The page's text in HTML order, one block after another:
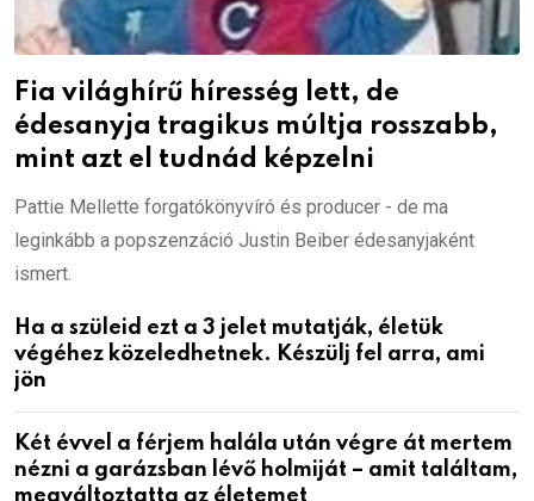
Fia világhírű híresség lett, de
édesanyja tragikus múltja rosszabb,
mint azt el tudnád képzelni
Pattie Mellette forgatókönyvíró és producer - de ma
leginkább a popszenzáció Justin Beiber édesanyjaként
ismert.
Ha a szüleid ezt a 3 jelet mutatják, életük
végéhez közeledhetnek. Készülj fel arra, ami
jön
Két évvel a férjem halála után végre át mertem
nézni a garázsban lévő holmiját – amit találtam,
megváltoztatta az életemet